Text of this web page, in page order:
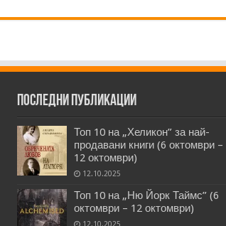
Последни публикации
Топ 10 на „Хеликон” за най-
продавани книги (6 октомври –
12 октомври)
12.10.2025
Топ 10 на „Ню Йорк Таймс” (6
октомври – 12 октомври)
12.10.2025